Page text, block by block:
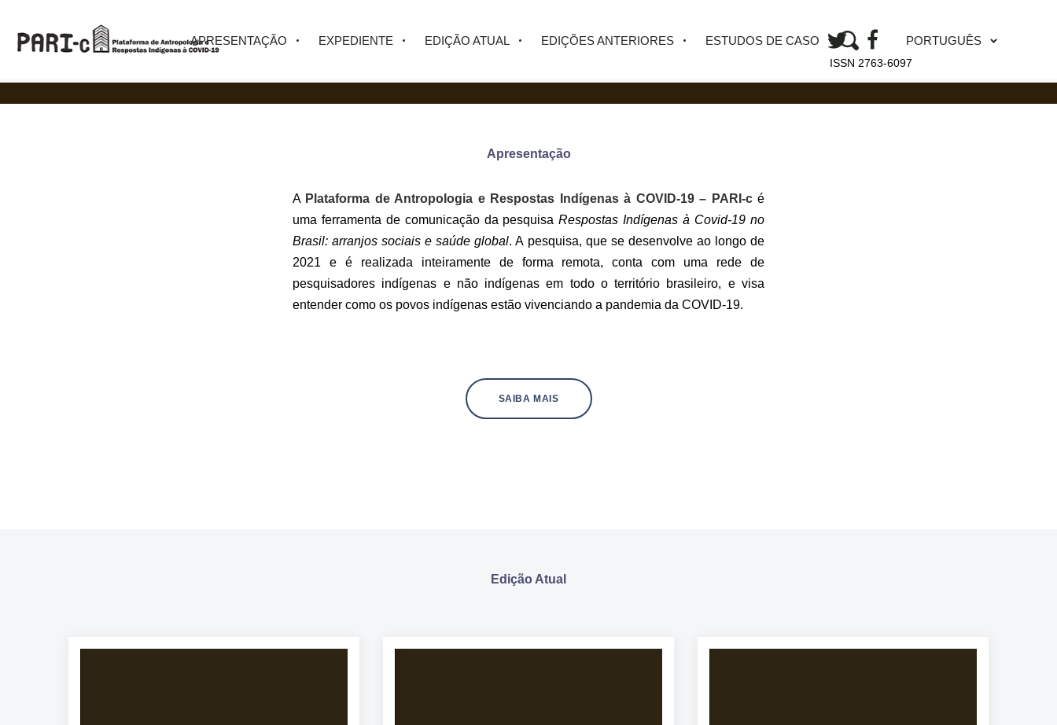
APRESENTAÇÃO EXPEDIENTE EDIÇÃO ATUAL EDIÇÕES ANTERIORES ESTUDOS DE CASO PORTUGUÊS
ISSN 2763-6097
Apresentação
A Plataforma de Antropologia e Respostas Indígenas à COVID-19 – PARI-cé
uma ferramenta de comunicação da pesquisaRespostas Indígenas à Covid-19 no
Brasil: arranjos sociais e saúde global. A pesquisa, que se desenvolve ao longo de
2021 e é realizada inteiramente de forma remota, conta com uma rede de
pesquisadores indígenas e não indígenas em todo o território brasileiro, e visa
entender como os povos indígenas estão vivenciando a pandemia da COVID-19.
SAIBA MAIS
Edição Atual